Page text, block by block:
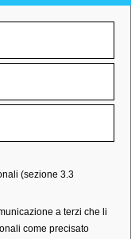
(sezione 3.3
a terzi che li
come precisato